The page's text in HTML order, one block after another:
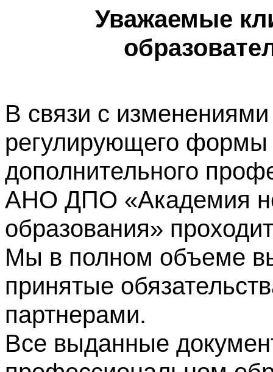
Уважаемые
В связи с изменениями
регулирующего формы
дополнительного
АНО ДПО «Академия
образования»
Мы в полном объеме
принятые
партнерами.
Все выданные